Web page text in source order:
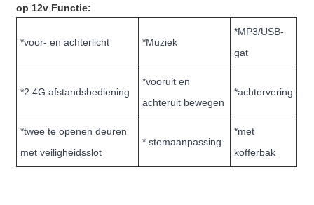
op 12v Functie:
*voor- en achterlicht *Muziek
*MP3/USB-
gat
*2.4G afstandsbediening
*vooruit en
achteruit bewegen
*achtervering
*twee te openen deuren
met veiligheidsslot
* stemaanpassing
*met
kofferbak